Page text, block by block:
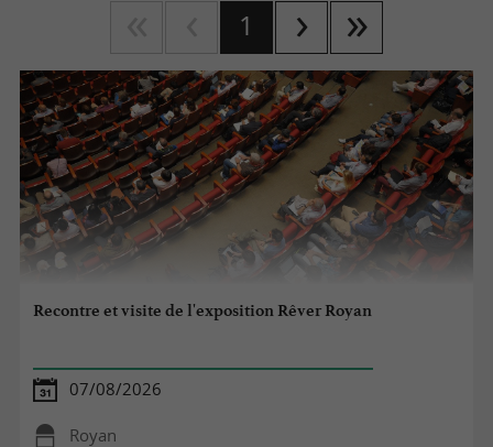
1
Recontre et visite de l'exposition Rêver Royan
07/08/2026
Royan